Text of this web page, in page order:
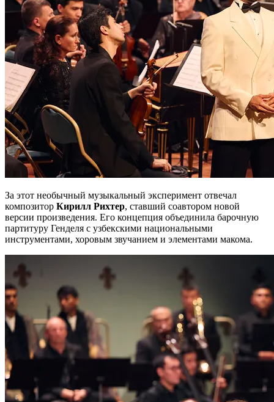
За этот необычный музыкальный эксперимент отвечал
композитор Кирилл Рихтер, ставший соавтором новой
версии произведения. Его концепция объединила барочную
партитуру Генделя с узбекскими национальными
инструментами, хоровым звучанием и элементами макома.